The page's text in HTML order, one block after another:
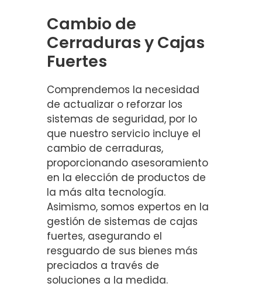
Cambio de
Cerraduras y Cajas
Fuertes
Comprendemos la necesidad
de actualizar o reforzar los
sistemas de seguridad, por lo
que nuestro servicio incluye el
cambio de cerraduras,
proporcionando asesoramiento
en la elección de productos de
la más alta tecnología.
Asimismo, somos expertos en la
gestión de sistemas de cajas
fuertes, asegurando el
resguardo de sus bienes más
preciados a través de
soluciones a la medida.